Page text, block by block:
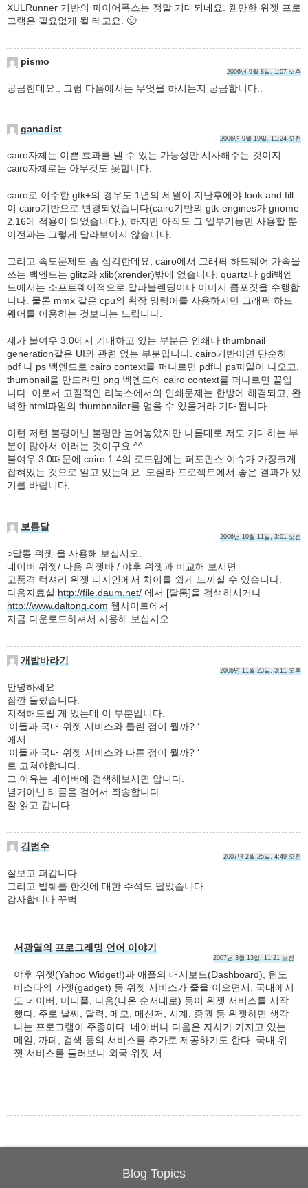
XULRunner 기반의 파이어폭스는 정말 기대되네요. 웬만한 위젯 프로
그램은 필요없게 될 테고요. 🙂
pismo
2006년 9월 8일, 1:07 오후
궁금한데요.. 그럼 다음에서는 무엇을 하시는지 궁금합니다..
ganadist
2006년 9월 19일, 11:24 오전
cairo자체는 이쁜 효과를 낼 수 있는 가능성만 시사해주는 것이지
cairo자체로는 아무것도 못합니다.
cairo로 이주한 gtk+의 경우도 1년의 세월이 지난후에야 look and fill
이 cairo기반으로 변경되었습니다(cairo기반의 gtk-engines가 gnome
2.16에 적용이 되었습니다.), 하지만 아직도 그 일부기능만 사용할 뿐
이전과는 그렇게 달라보이지 않습니다.
그리고 속도문제도 좀 심각한데요, cairo에서 그래픽 하드웨어 가속을
쓰는 백엔드는 glitz와 xlib(xrender)밖에 없습니다. quartz나 gdi백엔
드에서는 소프트웨어적으로 알파블렌딩이나 이미지 콤포짓을 수행합
니다. 물론 mmx 같은 cpu의 확장 명령어를 사용하지만 그래픽 하드
웨어를 이용하는 것보다는 느립니다.
제가 불여우 3.0에서 기대하고 있는 부분은 인쇄나 thumbnail
generation같은 UI와 관련 없는 부분입니다. cairo기반이면 단순히
pdf 나 ps 백엔드로 cairo context를 퍼나르면 pdf나 ps파일이 나오고,
thumbnail을 만드려면 png 벡엔드에 cairo context를 퍼나르면 끝입
니다. 이로서 고질적인 리눅스에서의 인쇄문제는 한방에 해결되고, 완
벽한 html파일의 thumbnailer를 얻을 수 있을거라 기대됩니다.
이런 저런 불평아닌 불평만 늘어놓았지만 나름대로 저도 기대하는 부
분이 많아서 이러는 것이구요 ^^
불여우 3.0때문에 cairo 1.4의 로드맵에는 퍼포먼스 이슈가 가장크게
잡혀있는 것으로 알고 있는데요. 모질라 프로젝트에서 좋은 결과가 있
기를 바랍니다.
보름달
2006년 10월 11일, 3:01 오전
○달통 위젯 을 사용해 보십시오.
네이버 위젯/ 다음 위젯바 / 야후 위젯과 비교해 보시면
고품격 럭셔리 위젯 디자인에서 차이를 쉽게 느끼실 수 있습니다.
다음자료실 http://file.daum.net/ 에서 [달통]을 검색하시거나
http://www.daltong.com 웹사이트에서
지금 다운로드하셔서 사용해 보십시오.
개밥바라기
2006년 11월 23일, 3:11 오후
안녕하세요.
잠깐 들렀습니다.
지적해드릴 게 있는데 이 부분입니다.
‘이들과 국내 위젯 서비스와 틀린 점이 뭘까? ‘
에서
‘이들과 국내 위젯 서비스와 다른 점이 뭘까? ‘
로 고쳐야합니다.
그 이유는 네이버에 검색해보시면 압니다.
별거아닌 태클을 걸어서 죄송합니다.
잘 읽고 갑니다.
김범수
2007년 2월 25일, 4:49 오전
잘보고 퍼갑니다
그리고 발췌를 한것에 대한 주석도 달았습니다
감사합니다 꾸벅
서광열의 프로그래밍 언어 이야기
2007년 3월 13일, 11:21 오전
야후 위젯(Yahoo Widget!)과 애플의 대시보드(Dashboard), 윈도
비스타의 가젯(gadget) 등 위젯 서비스가 줄을 이으면서, 국내에서
도 네이버, 미니플, 다음(나온 순서대로) 등이 위젯 서비스를 시작
했다. 주로 날씨, 달력, 메모, 메신저, 시계, 증권 등 위젯하면 생각
나는 프로그램이 주종이다. 네이버나 다음은 자사가 가지고 있는
메일, 까페, 검색 등의 서비스를 추가로 제공하기도 한다. 국내 위
젯 서비스를 둘러보니 외국 위젯 서..
Blog Topics